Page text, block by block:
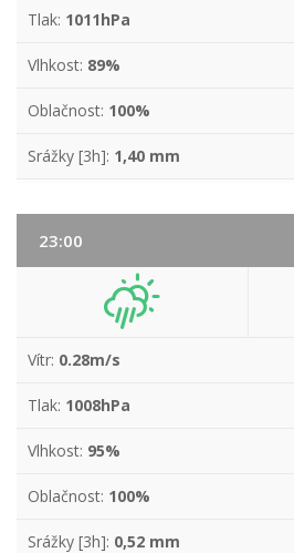
Tlak: 1011hPa
Vlhkost: 89%
Oblačnost: 100%
Srážky [3h]: 1,40 mm
23:00
Vítr: 0.28m/s
Tlak: 1008hPa
Vlhkost: 95%
Oblačnost: 100%
Srážky [3h]: 0,52 mm